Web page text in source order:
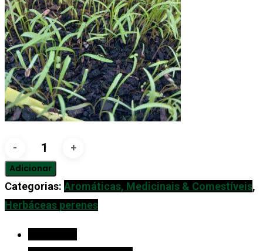
Quantidade
de
Funcho
Adicionar
Categorias: Aromáticas, Medicinais & Comestíveis,
Herbáceas perenes